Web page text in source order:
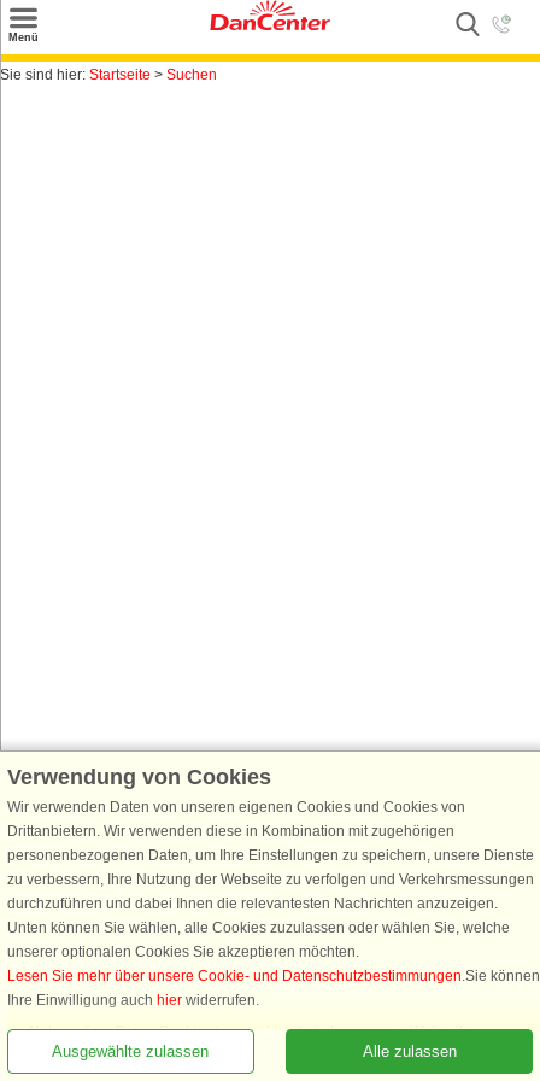
Rufen Sie an, um zu buchen
Menü
Suchen
Sie sind hier: Startseite > Suchen
Verwendung von Cookies
Wir verwenden Daten von unseren eigenen Cookies und Cookies von
Drittanbietern. Wir verwenden diese in Kombination mit zugehörigen
personenbezogenen Daten, um Ihre Einstellungen zu speichern, unsere Dienste
zu verbessern, Ihre Nutzung der Webseite zu verfolgen und Verkehrsmessungen
durchzuführen und dabei Ihnen die relevantesten Nachrichten anzuzeigen.
Unten können Sie wählen, alle Cookies zuzulassen oder wählen Sie, welche
unserer optionalen Cookies Sie akzeptieren möchten.
Lesen Sie mehr über unsere Cookie- und Datenschutzbestimmungen.Sie können
Ihre Einwilligung auch hier widerrufen.
Notwendige: Diese Cookies tragen dazu bei, dass unsere Webseite
funktioniert, indem sie grundlegende Funktionen, wie das Erinnern an die
Alle zulassen
Ausgewählte zulassen